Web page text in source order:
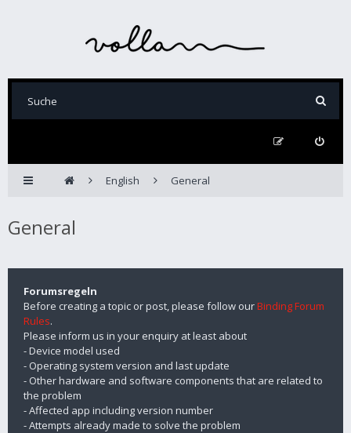
English General
General
Forumsregeln
Before creating a topic or post, please follow ourBinding Forum
Rules.
Please inform us in your enquiry at least about
- Device model used
- Operating system version and last update
- Other hardware and software components that are related to
the problem
- Affected app including version number
- Attempts already made to solve the problem